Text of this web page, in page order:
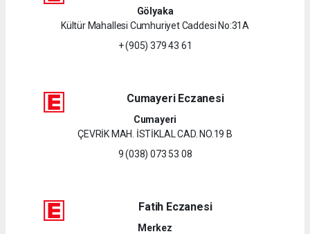
Gölyaka
Kültür Mahallesi Cumhuriyet Caddesi No:31A
+ (905) 379 43 61
Cumayeri Eczanesi
Cumayeri
ÇEVRİK MAH. İSTİKLAL CAD. NO.19 B
9 (038) 073 53 08
Fatih Eczanesi
Merkez